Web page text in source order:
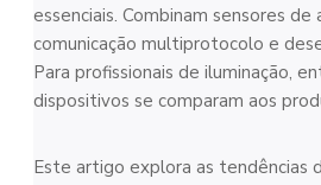
essenciais. Combinam sensores de
comunicação multiprotocolo e
Para profissionais de iluminação,
dispositivos se comparam aos
Este artigo explora as tendências